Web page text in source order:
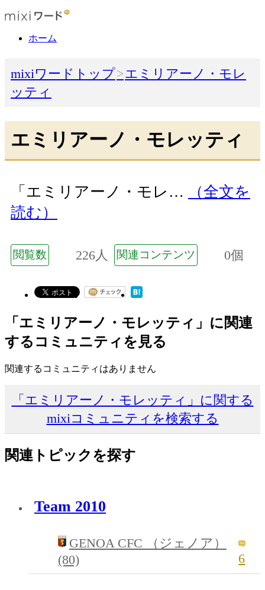
ホーム
mixiワードトップ
エミリアーノ・モレ
ッティ
エミリアーノ・モレッティ
「エミリアーノ・モレ…
（全文を
読む）
閲覧数 226人 関連コンテンツ 0個
「エミリアーノ・モレッティ」に関連
するコミュニティを見る
関連するコミュニティはありません
「エミリアーノ・モレッティ」に関する
mixiコミュニティを検索する
関連トピックを探す
Team 2010
GENOA CFC （ジェノア）
(80)
6